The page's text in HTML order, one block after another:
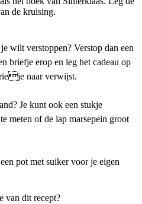
de kruising.
wilt verstoppen? Verstop dan een
briefje erop en leg het cadeau op
naar verwijst.
Je kunt ook een stukje
meten of de lap marsepein groot
pot met suiker voor je eigen
van dit recept?